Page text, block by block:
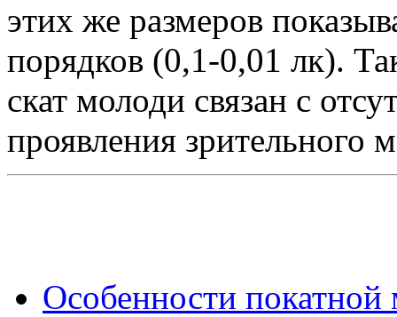
этих же размеров
порядков (0,1-0,01 лк).
скат молоди связан с
проявления зрительного
Особенности